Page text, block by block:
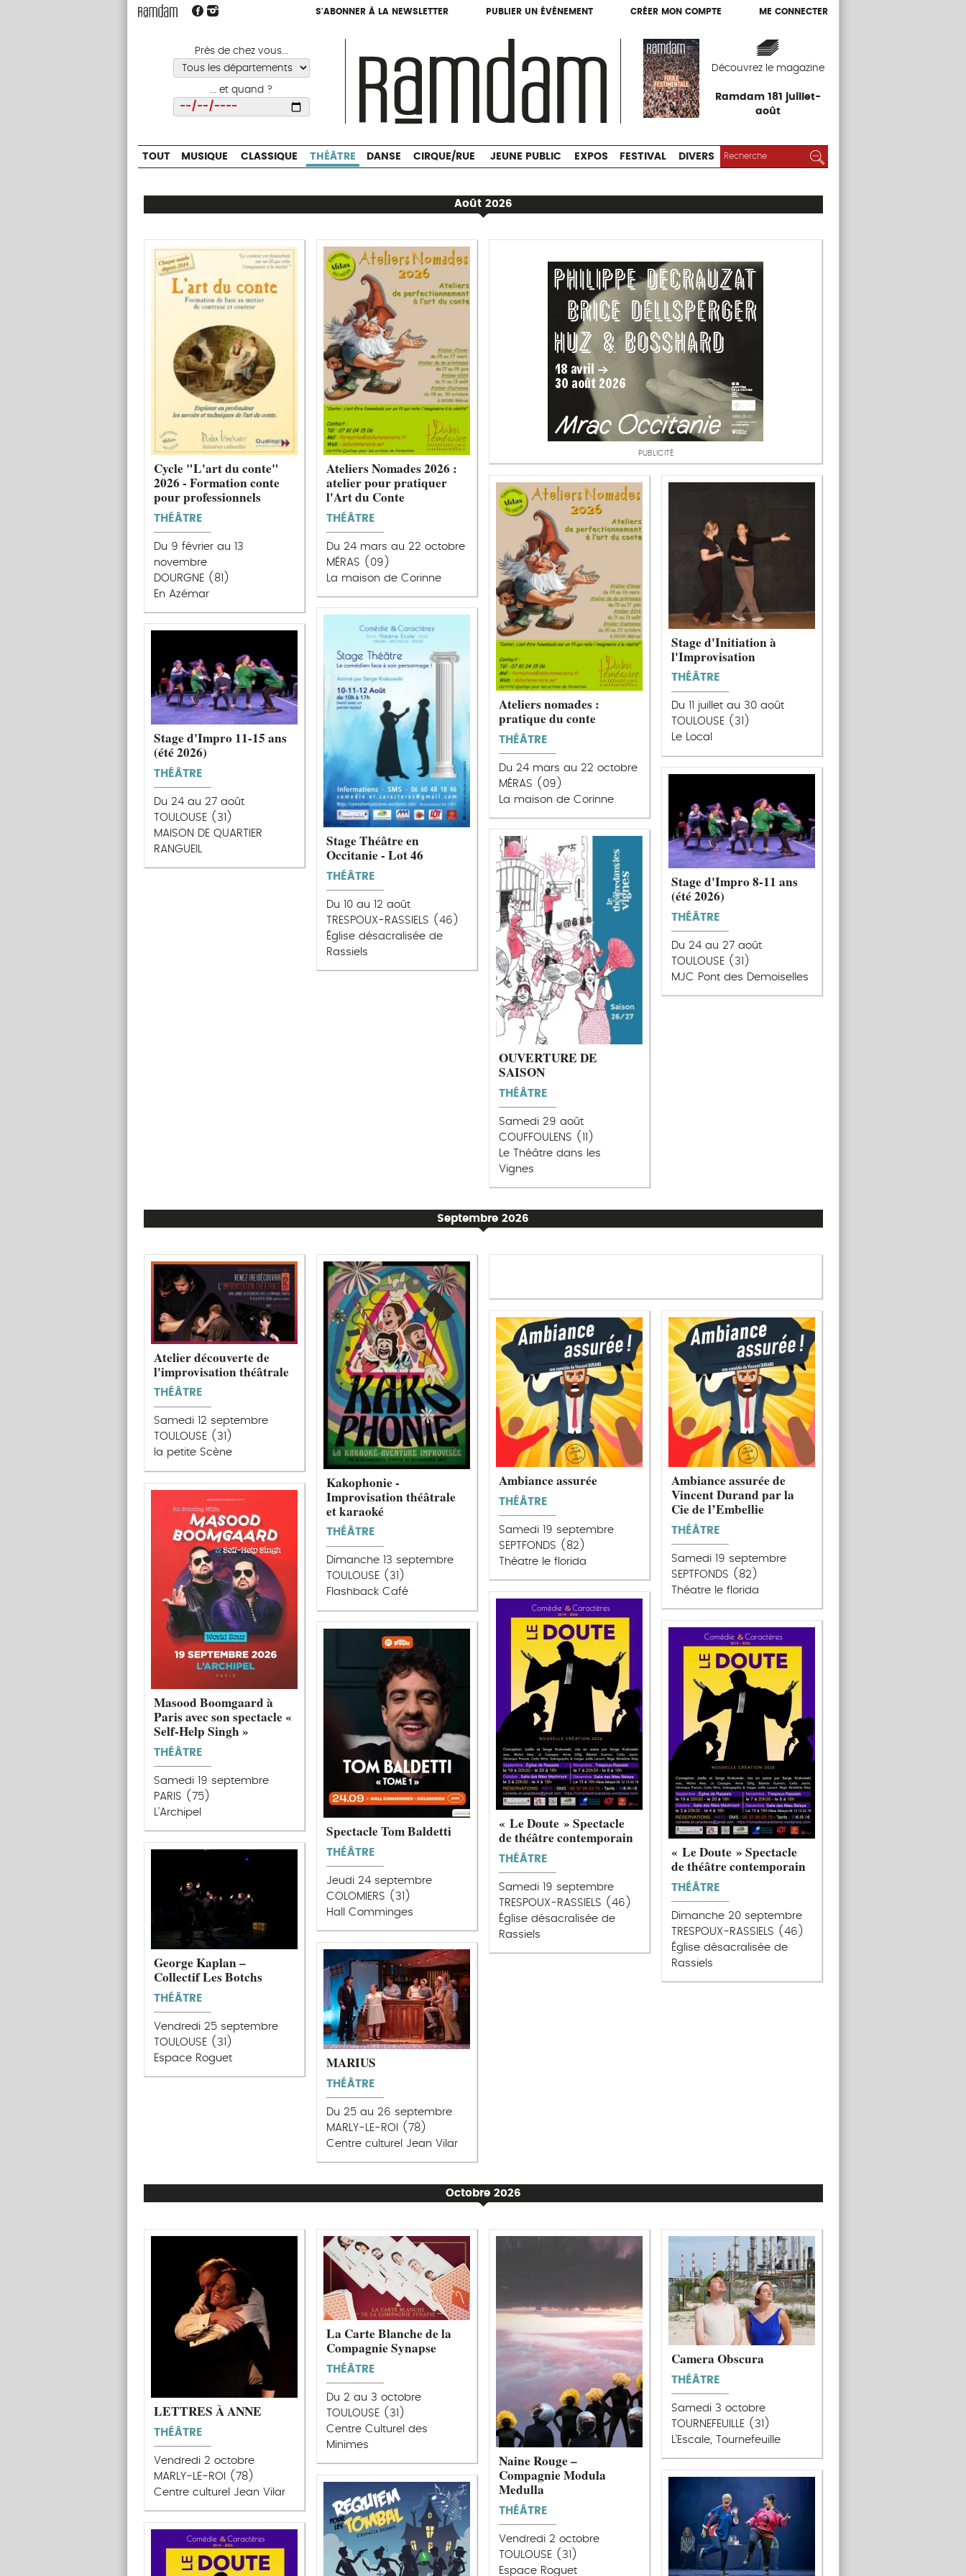
S'ABONNER À LA NEWSLETTER PUBLIER UN ÉVÈNEMENT CRÉER MON COMPTE ME CONNECTER
Près de chez vous...
... et quand ?
Découvrez le magazine
Ramdam 181 juillet-
août
S'ABONNER À LA NEWSLETTER PUBLIER UN ÉVÈNEMENT CRÉER MON COMPTE ME CONNECTER
CIRQUE/RUE JEUNE PUBLIC EXPOS
TOUT MUSIQUE CLASSIQUE THÉÂTRE DANSE CIRQUE/RUE JEUNE PUBLIC EXPOS FESTIVAL DIVERS RECHERCHER :
Ramdam
Magazine
Août 2026
Cycle "L'art du conte"
2026 - Formation conte
pour professionnels
THÉÂTRE
Du 9 février au 13
novembre
DOURGNE (81)
En Azémar
Ateliers Nomades 2026 :
atelier pour pratiquer
l'Art du Conte
THÉÂTRE
Du 24 mars au 22 octobre
MÉRAS (09)
La maison de Corinne
PUBLICITÉ
Ateliers nomades :
pratique du conte
THÉÂTRE
Du 24 mars au 22 octobre
MÉRAS (09)
La maison de Corinne
Stage d'Initiation à
l'Improvisation
THÉÂTRE
Du 11 juillet au 30 août
TOULOUSE (31)
Le Local
Stage Théâtre en
Occitanie - Lot 46
THÉÂTRE
Du 10 au 12 août
TRESPOUX-RASSIELS (46)
Église désacralisée de
Rassiels
Stage d'Impro 11-15 ans
(été 2026)
THÉÂTRE
Du 24 au 27 août
TOULOUSE (31)
MAISON DE QUARTIER
RANGUEIL
Stage d'Impro 8-11 ans
(été 2026)
THÉÂTRE
Du 24 au 27 août
TOULOUSE (31)
MJC Pont des Demoiselles
OUVERTURE DE
SAISON
THÉÂTRE
Samedi 29 août
COUFFOULENS (11)
Le Théâtre dans les
Vignes
Septembre 2026
Atelier découverte de
l'improvisation théâtrale
THÉÂTRE
Samedi 12 septembre
TOULOUSE (31)
la petite Scène
Kakophonie -
Improvisation théâtrale
et karaoké
THÉÂTRE
Dimanche 13 septembre
TOULOUSE (31)
Flashback Café
Ambiance assurée
THÉÂTRE
Samedi 19 septembre
SEPTFONDS (82)
Théatre le florida
Ambiance assurée de
Vincent Durand par la
Cie de l’Embellie
THÉÂTRE
Samedi 19 septembre
SEPTFONDS (82)
Théatre le florida
Masood Boomgaard à
Paris avec son spectacle «
Self-Help Singh »
THÉÂTRE
Samedi 19 septembre
PARIS (75)
L'Archipel
« Le Doute » Spectacle
de théâtre contemporain
THÉÂTRE
Samedi 19 septembre
TRESPOUX-RASSIELS (46)
Église désacralisée de
Rassiels
« Le Doute » Spectacle
de théâtre contemporain
THÉÂTRE
Dimanche 20 septembre
TRESPOUX-RASSIELS (46)
Église désacralisée de
Rassiels
Spectacle Tom Baldetti
THÉÂTRE
Jeudi 24 septembre
COLOMIERS (31)
Hall Comminges
George Kaplan –
Collectif Les Botchs
THÉÂTRE
Vendredi 25 septembre
TOULOUSE (31)
Espace Roguet
MARIUS
THÉÂTRE
Du 25 au 26 septembre
MARLY-LE-ROI (78)
Centre culturel Jean Vilar
Octobre 2026
LETTRES À ANNE
THÉÂTRE
Vendredi 2 octobre
MARLY-LE-ROI (78)
Centre culturel Jean Vilar
La Carte Blanche de la
Compagnie Synapse
THÉÂTRE
Du 2 au 3 octobre
TOULOUSE (31)
Centre Culturel des
Minimes
Naine Rouge –
Compagnie Modula
Medulla
THÉÂTRE
Vendredi 2 octobre
TOULOUSE (31)
Espace Roguet
Camera Obscura
THÉÂTRE
Samedi 3 octobre
TOURNEFEUILLE (31)
L'Escale, Tournefeuille